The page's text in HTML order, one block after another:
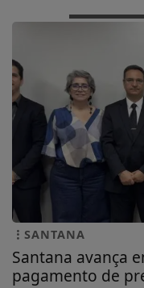
SANTANA
Santana avança
pagamento de